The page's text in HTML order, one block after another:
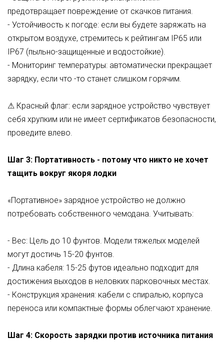
предотвращает повреждение от скачков питания.
- Устойчивость к погоде: если вы будете заряжать на
открытом воздухе, стремитесь к рейтингам IP65 или
IP67 (пыльно-защищенные и водостойкие).
- Мониторинг температуры: автоматически прекращает
зарядку, если что -то станет слишком горячим.
⚠ Красный флаг: если зарядное устройство чувствует
себя хрупким или не имеет сертификатов безопасности,
проведите влево.
Шаг 3: Портативность - потому что никто не хочет
тащить вокруг якоря лодки
«Портативное» зарядное устройство не должно
потребовать собственного чемодана. Учитывать:
- Вес: Цель до 10 фунтов. Модели тяжелых моделей
могут достичь 15-20 фунтов.
- Длина кабеля: 15-25 футов идеально подходит для
достижения выходов в неловких парковочных местах.
- Конструкция хранения: кабели с спиралью, корпуса
переноса или компактные формы облегчают хранение.
Шаг 4: Скорость зарядки против источника питания